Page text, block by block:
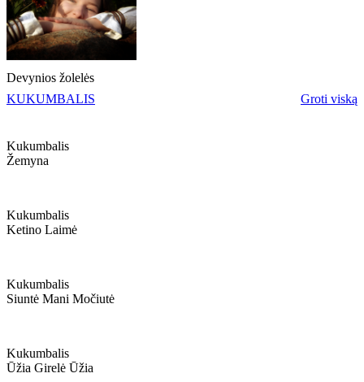
Devynios žolelės
KUKUMBALIS
Groti viską
Kukumbalis
Žemyna
Kukumbalis
Ketino Laimė
Kukumbalis
Siuntė Mani Močiutė
Kukumbalis
Ūžia Girelė Ūžia